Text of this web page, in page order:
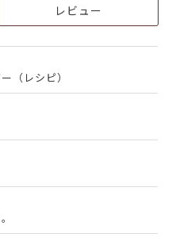
レビュー
（レシピ）